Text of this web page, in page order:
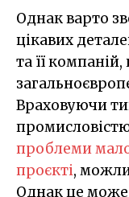
Однак варто
цікавих
та її
Враховуючи
проблеми
проєкті,
Однак це